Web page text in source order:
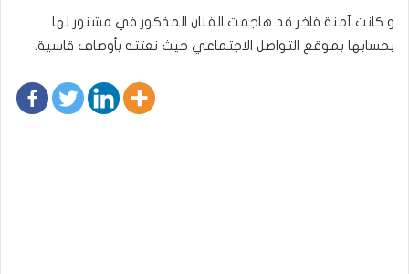
و كانت آمنة فاخر قد هاجمت الفنان المذكور في مشنور لها
بحسابها بموقع التواصل الاجتماعي حيث نعتته بأوصاف قاسية.